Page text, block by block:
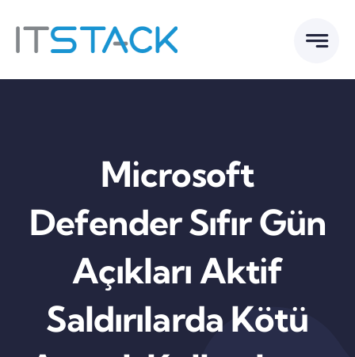
content
Microsoft
Defender Sıfır Gün
Açıkları Aktif
Saldırılarda Kötü